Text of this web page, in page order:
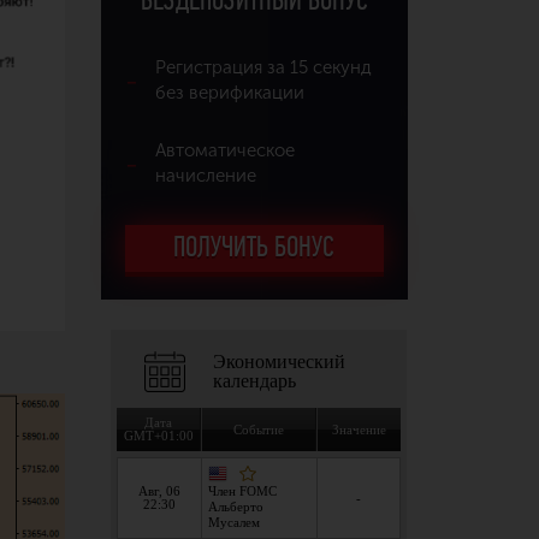
Регистрация за 15 секунд
без верификации
Автоматическое
начисление
ПОЛУЧИТЬ БОНУС